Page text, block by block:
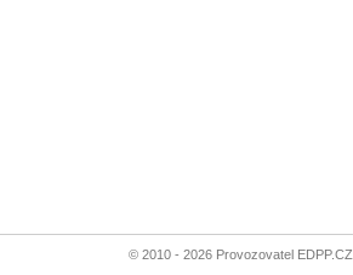
© 2010 - 2026 Provozovatel EDPP.CZ